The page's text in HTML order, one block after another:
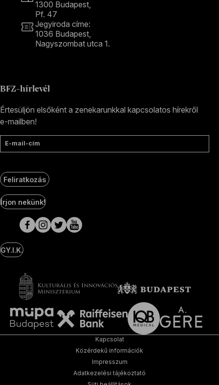
1300 Budapest,
Pf. 47
Jegyiroda címe:
1036 Budapest,
Nagyszombat utca 1.
BFZ-hírlevél
Értesüljön elsőként a zenekarunkkal kapcsolatos hírekről
e-mailben!
E-mail-cím
Feliratkozás
Social
Media
oldalak
Írjon nekünk!
GY.I.K.
Kapcsolat
Közérdekű információk
Impresszum
Adatkezelési tájékoztató